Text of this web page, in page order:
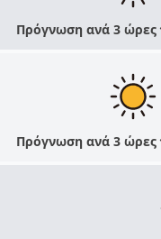
Πρόγνωση ανά 3 ώρες
Πρόγνωση ανά 3 ώρες